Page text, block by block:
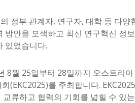
정부 관계자, 연구자, 대학 등 다양
방안을 모색하고 최신 연구혁신 정
있었습니다.
8월 25일부터 28일까지 오스트리
(EKC2025)를 주최합니다.
류하고 협력의 기회를 넓힐 수 있